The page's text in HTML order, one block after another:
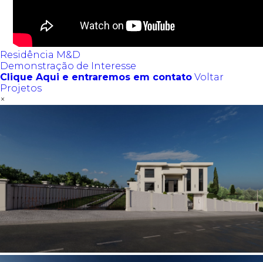
Residência M&D
Demonstração de Interesse
Clique Aqui e entraremos em contato Voltar
Projetos
×